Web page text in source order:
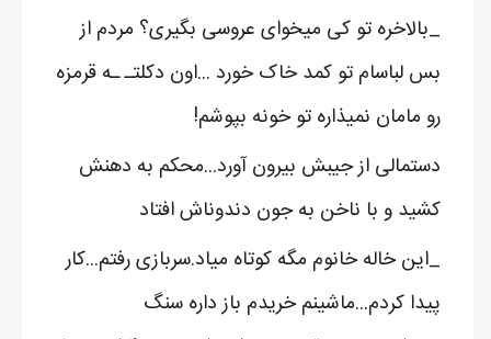
_بالاخره تو کی میخوای عروسی بگیری؟ مردم از
بس لباسام تو کمد خاک خورد ...اون دکلتـ ـه قرمزه
رو مامان نمیذاره تو خونه بپوشم!
دستمالی از جیبش بیرون آورد...محکم به دهنش
کشید و با ناخن به جون دندوناش افتاد
_این خاله خانوم مگه کوتاه میاد.سربازی رفتم...کار
پیدا کردم...ماشینم خریدم باز داره سنگ